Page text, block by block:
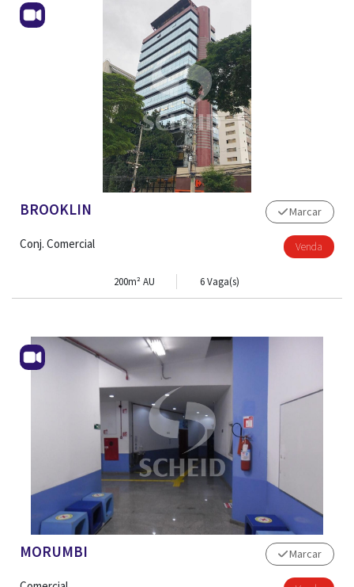
BROOKLIN
Conj. Comercial
Marcar
Venda
200m² AU 6 Vaga(s)
MORUMBI Marcar